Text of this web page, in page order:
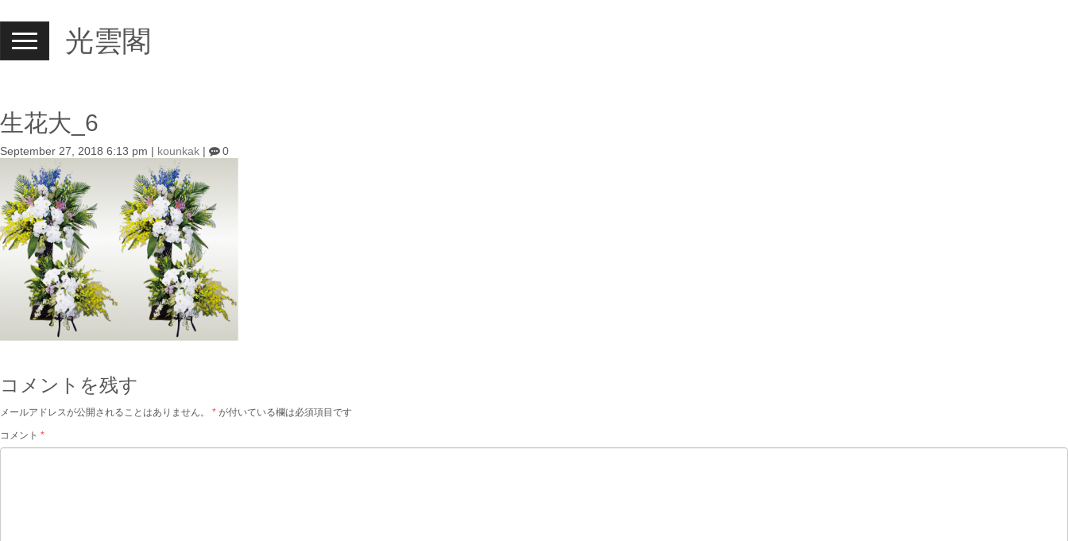
N
a
v
t
i
n
光雲閣
生花大_6
September 27, 2018 6:13 pm kounkak 0
コメントを残す
メールアドレスが公開されることはありません。 * が付いている欄は必須項目です
コメント *